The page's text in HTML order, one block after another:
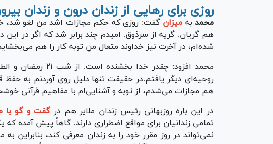
روزی برای رهایی از زندان درون و زندان
محمد به میزان گفت: روزی که حکم مجازات اشد من لغو شد،
هم گریان. گریه از سرذوق. امیدم چند برابر شد که اگر در این
شده‌ام، در آخرت نیز خداوند متعال منِ توبه کار را هم
محمد افزود: چقدر خدا
روحیه‌ای دیگر یافتم.در حقیقت تنها دلیل روی آوردنم به حفظ
هم مجازات می‌شدم، از توبه و آشنایی‌ام با مفاهیم قرآنی
در این باره روزبهانی رئیس زندان ملایر هم درگفت و گو با
تمامی زندانیان برای مواقع اضطراری دارند. گاهاً پیش آمده
نمی‌تواند در روز مقرر خود را به زندان معرفی کند،